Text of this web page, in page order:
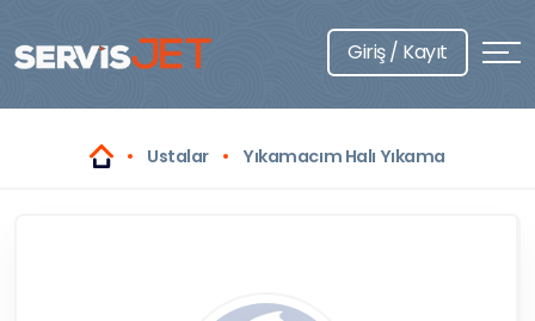
Giriş / Kayıt
Ustalar Yıkamacım Halı Yıkama